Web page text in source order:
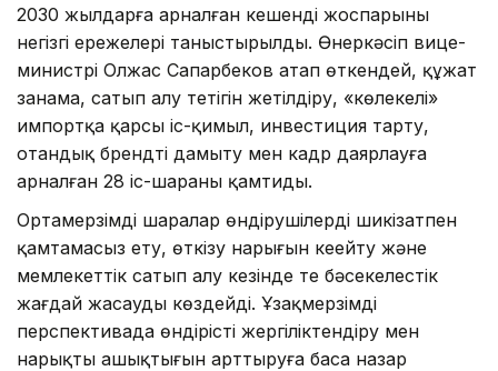
2030 жылдарға арналған кешенді жоспарының
негізгі ережелері таныстырылды. Өнеркәсіп вице-
министрі Олжас Сапарбеков атап өткендей, құжат
заңнама, сатып алу тетігін жетілдіру, «көлеңкелі»
импортқа қарсы іс-қимыл, инвестиция тарту,
отандық брендті дамыту мен кадр даярлауға
арналған 28 іс-шараны қамтиды.
Ортамерзімді шаралар өндірушілерді шикізатпен
қамтамасыз ету, өткізу нарығын кеңейту және
мемлекеттік сатып алу кезінде тең бәсекелестік
жағдай жасауды көздейді. Ұзақмерзімді
перспективада өндірісті жергіліктендіру мен
нарықтың ашықтығын арттыруға баса назар